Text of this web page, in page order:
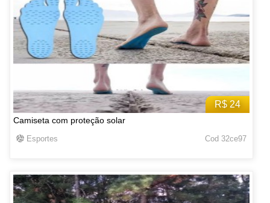
R$ 24
Camiseta com proteção solar
Esportes Cod 32ce97